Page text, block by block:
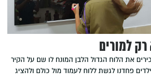
למורים
את הלוח הגדול הלבן המונח לו שם על הקיר
פחדנו לגשת ללוח לעמוד מול כולם ולהציג